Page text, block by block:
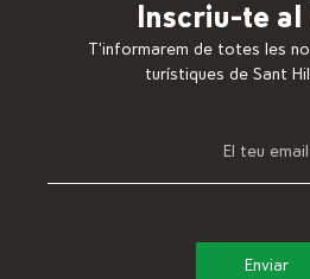
Inscriu-te
T’informarem de totes les
turístiques de Sant